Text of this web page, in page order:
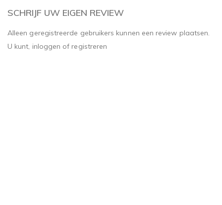
SCHRIJF UW EIGEN REVIEW
Alleen geregistreerde gebruikers kunnen een review plaatsen.
U kunt, inloggen ofregistreren